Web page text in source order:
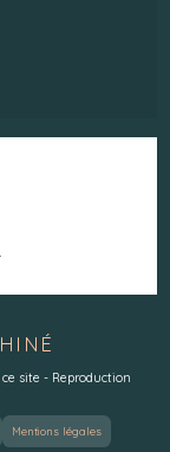
site - Reproduction
Mentions légales